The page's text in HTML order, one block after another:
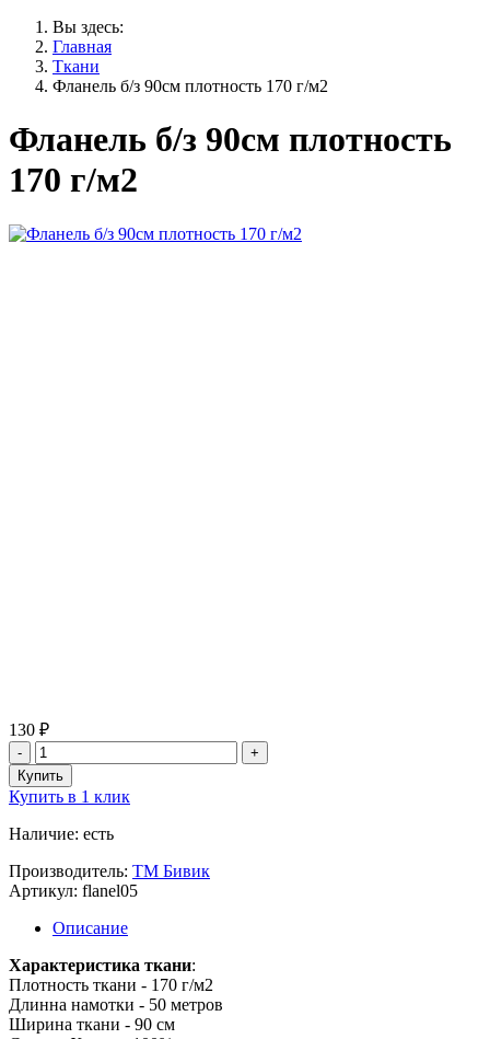
Вы здесь:
Главная
Ткани
Фланель б/з 90см плотность 170 г/м2
Фланель б/з 90см плотность
170 г/м2
130 ₽
Купить в 1 клик
Наличие: есть
Производитель: ТМ Бивик
Артикул: flanel05
Описание
Характеристика ткани:
Плотность ткани - 170 г/м2
Длинна намотки - 50 метров
Ширина ткани - 90 см